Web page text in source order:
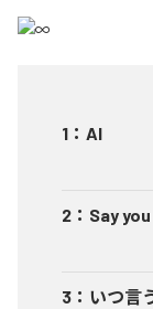
1 ： AI
2 ： Say
3 ： いつ言